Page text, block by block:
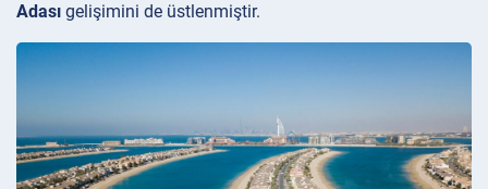
Adası gelişimini de üstlenmiştir.